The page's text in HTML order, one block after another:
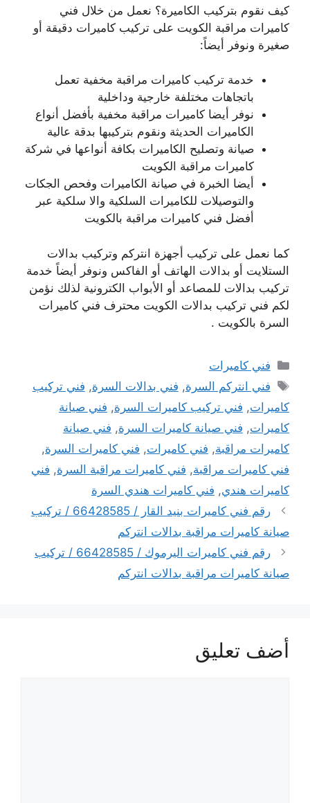
كيف نقوم بتركيب الكاميرة؟ نعمل من خلال فني
كاميرات مراقبة الكويت على تركيب كاميرات دقيقة أو
صغيرة ونوفر أيضاً:
خدمة تركيب كاميرات مراقبة مخفية تعمل
باتجاهات مختلفة خارجية وداخلية
نوفر أيضا كاميرات مراقبة مخفية بأفضل أنواع
الكاميرات الحديثة ونقوم بتركيبها بدقة عالية
صيانة وتصليح الكاميرات بكافة أنواعها في شركة
كاميرات مراقبة الكويت
أيضا الخبرة في صيانة الكاميرات وفحص الجكات
والتوصيلات للكاميرات السلكية والا سلكية عبر
أفضل فني كاميرات مراقبة بالكويت
كما نعمل على تركيب أجهزة انتركم وتركيب بدالات
الستلايت أو بدالات الهاتف أو الفاكس ونوفر أيضاً خدمة
تركيب بدالات للمصاعد أو الأبواب الكترونية لذلك نؤمن
لكم فني تركيب بدالات الكويت محترف فني كاميرات
السرة بالكويت .
التصنيفات
فني كاميرات
الوسوم
فني انتركم السرة, فني بدالات السرة, فني تركيب
كاميرات, فني تركيب كاميرات السرة, فني صيانة
كاميرات, فني صيانة كاميرات السرة, فني صيانة
كاميرات مراقبة, فني كاميرات, فني كاميرات السرة,
فني كاميرات مراقبة, فني كاميرات مراقبة السرة, فني
كاميرات هندي, فني كاميرات هندي السرة
رقم فني كاميرات بنيد القار / 66428585 / تركيب
صيانة كاميرات مراقبة بدالات انتركم
رقم فني كاميرات اليرموك / 66428585 / تركيب
صيانة كاميرات مراقبة بدالات انتركم
أضف تعليق